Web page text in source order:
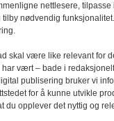
Design-
nettlesere, tilpasse
tilby nødvendig
skal være like relevant for
har vært – bade i
publisering bruker vi
for å kunne utvikle
du opplever det nyttig og